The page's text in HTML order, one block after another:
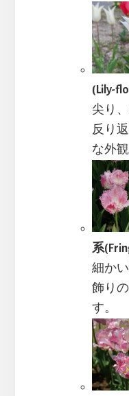
(Lily-
尖り
反り
な外
系
細か
飾り
す。